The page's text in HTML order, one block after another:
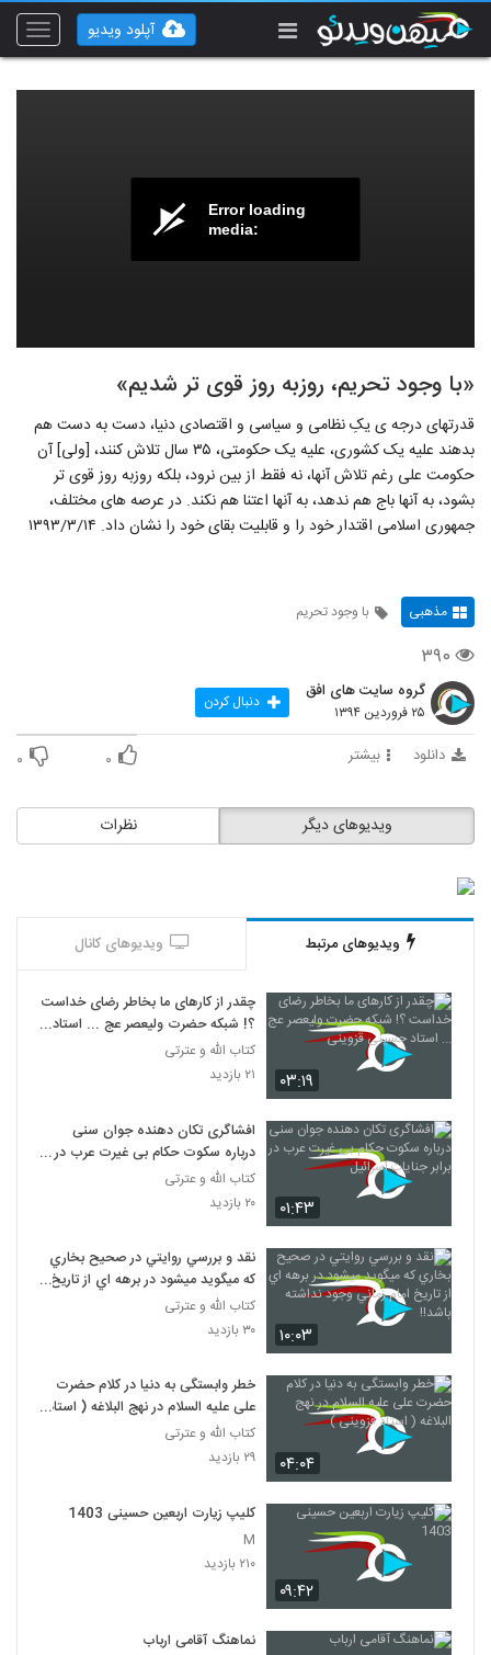
Toggle
آپلود ویدیو
Error loading
media:
«با وجود تحریم، روزبه روز قوی تر شدیم»
قدرتهاى درجه ى یکِ نظامى و سیاسى و اقتصادى دنیا، دست به دست هم
بدهند علیه یک کشورى، علیه یک حکومتى، ۳۵ سال تلاش کنند، [ولى] آن
حکومت على رغم تلاش آنها، نه فقط از بین نرود، بلکه روزبه روز قوى تر
بشود، به آنها باج هم ندهد، به آنها اعتنا هم نکند. در عرصه هاى مختلف،
جمهورى اسلامى اقتدار خود را و قابلیت بقاى خود را نشان داد. ۱۳۹۳/۳/۱۴
مذهبی با وجود تحریم
۳۹۰
گروه سایت های افق
۲۵ فروردین ۱۳۹۴ دنبال کردن
دانلود بیشتر ۰ ۰
نظرات ویدیوهای دیگر
ویدیوهای مرتبط ویدیوهای کانال
۰۳:۱۹
چقدر از کارهای ما بخاطر رضای خداست
؟! شبکه حضرت ولیعصر عج ... استاد
حسینی قزوینی
کتاب الله و عترتی
۲۱ بازدید
۰۱:۴۳
افشاگری تکان دهنده جوان سنی
درباره سکوت حکام بی غیرت عرب در
برابر جنایات اسرائیل
کتاب الله و عترتی
۲۰ بازدید
۱۰:۰۳
نقد و بررسي روايتي در صحيح بخاري
که ميگويد ميشود در برهه اي از تاريخ
امام زماني وجود نداشته باشد!!
کتاب الله و عترتی
۳۰ بازدید
۰۴:۰۴
خطر وابستگی به دنیا در کلام حضرت
علی علیه السلام در نهج البلاغه ( استاد
قزوینی )
کتاب الله و عترتی
۲۹ بازدید
۰۹:۴۲
کلیپ زیارت اربعین حسینی 1403
M
۲۱۰ بازدید
نماهنگ آقامی ارباب